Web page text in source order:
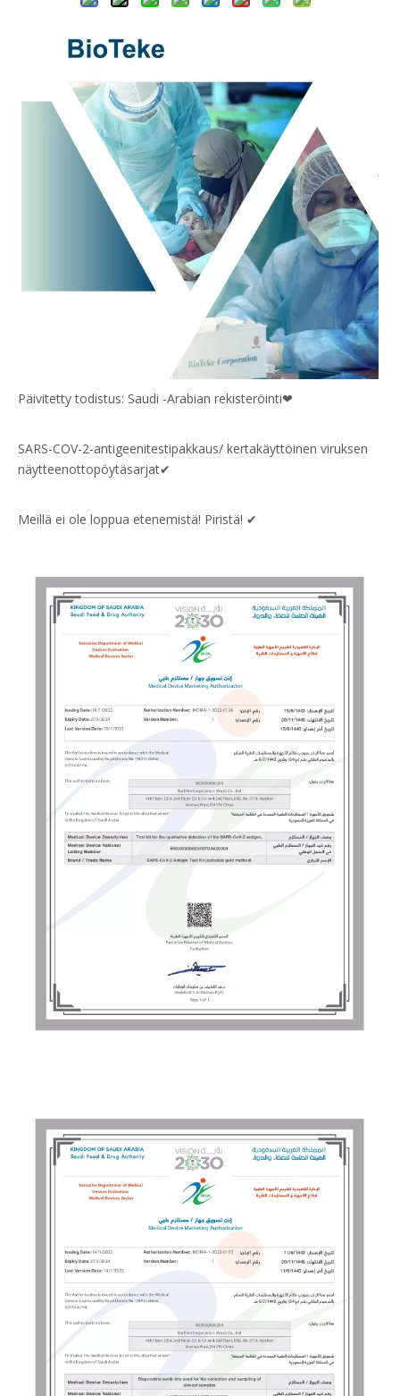
Päivitetty todistus: Saudi -Arabian rekisteröinti❤
SARS-COV-2-antigeenitestipakkaus/ kertakäyttöinen viruksen
näytteenottopöytäsarjat✔
Meillä ei ole loppua etenemistä! Piristä! ✔